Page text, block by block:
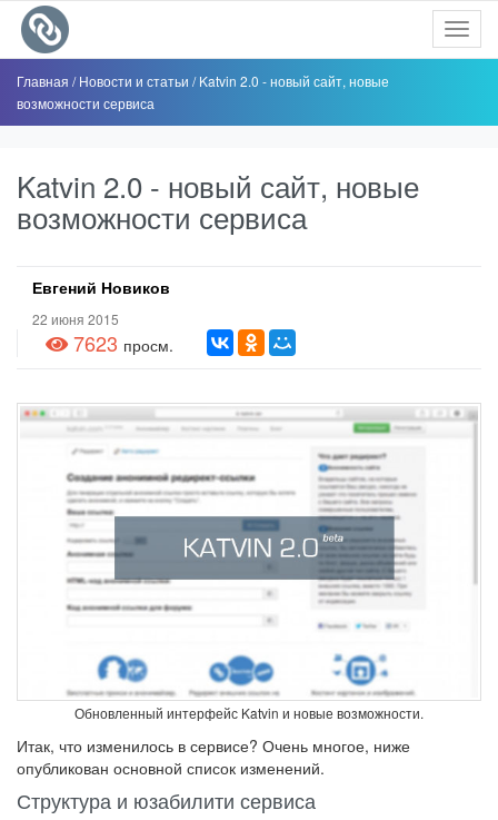
Главная /Новости и статьи /Katvin 2.0 - новый сайт, новые
возможности сервиса
Katvin 2.0 - новый сайт, новые
возможности сервиса
Евгений Новиков
22 июня 2015
7623 просм.
Обновленный интерфейс Katvin и новые возможности.
Итак, что изменилось в сервисе? Очень многое, ниже
опубликован основной список изменений.
Структура и юзабилити сервиса